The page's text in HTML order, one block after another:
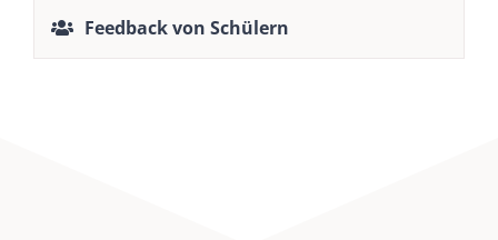
Feedback von Schülern